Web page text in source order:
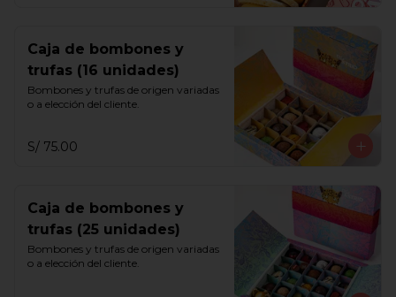
Caja de bombones y
trufas (16 unidades)
Bombones y trufas de origen variadas
o a elección del cliente.
S/ 75.00
Caja de bombones y
trufas (25 unidades)
Bombones y trufas de origen variadas
o a elección del cliente.